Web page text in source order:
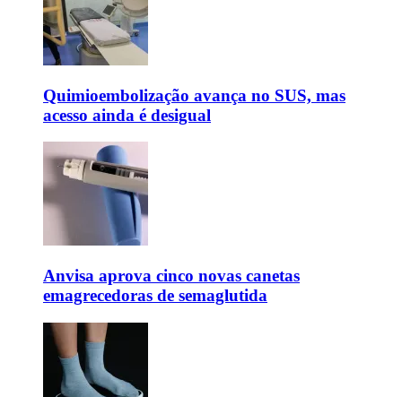
Quimioembolização avança no SUS, mas
acesso ainda é desigual
Anvisa aprova cinco novas canetas
emagrecedoras de semaglutida